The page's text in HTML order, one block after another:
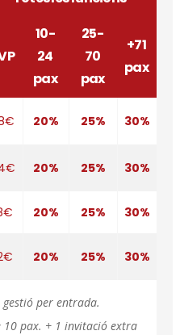
10-
24
pax
25-
70
pax
+71
pax
20% 25% 30%
20% 25% 30%
20% 25% 30%
20% 25% 30%
gestió per entrada.
pax. + 1 invitació extra